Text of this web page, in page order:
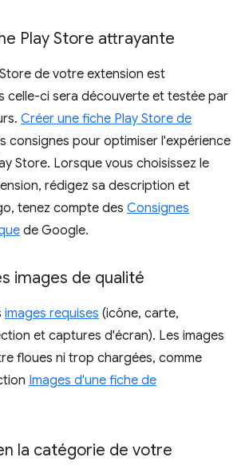
Play Store attrayante
de votre extension est
celle-ci sera découverte et testée par
Créer une fiche Play Store de
consignes pour optimiser l'expérience
Store. Lorsque vous choisissez le
rédigez sa description et
tenez compte des Consignes
de Google.
images de qualité
images requises (icône, carte,
et captures d'écran). Les images
floues ni trop chargées, comme
Images d'une fiche de
la catégorie de votre